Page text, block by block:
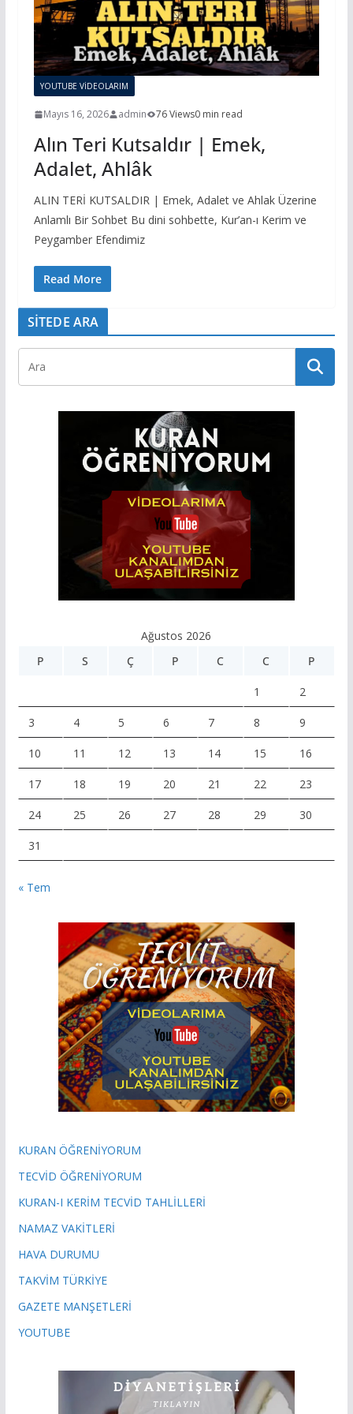
YOUTUBE VİDEOLARIM
Mayıs 16, 2026 admin 76 Views0 min read
Alın Teri Kutsaldır | Emek,
Adalet, Ahlâk
ALIN TERİ KUTSALDIR | Emek, Adalet ve Ahlak Üzerine
Anlamlı Bir Sohbet Bu dini sohbette, Kur’an-ı Kerim ve
Peygamber Efendimiz
Read More
SİTEDE ARA
Ağustos 2026
P
S Ç P C C P
1 2
3 4 5 6 7 8 9
10 11 12 13 14 15 16
17 18 19 20 21 22 23
24 25 26 27 28 29 30
31
« Tem
KURAN ÖĞRENİYORUM
TECVİD ÖĞRENİYORUM
KURAN-I KERİM TECVİD TAHLİLLERİ
NAMAZ VAKİTLERİ
HAVA DURUMU
TAKVİM TÜRKİYE
GAZETE MANŞETLERİ
YOUTUBE